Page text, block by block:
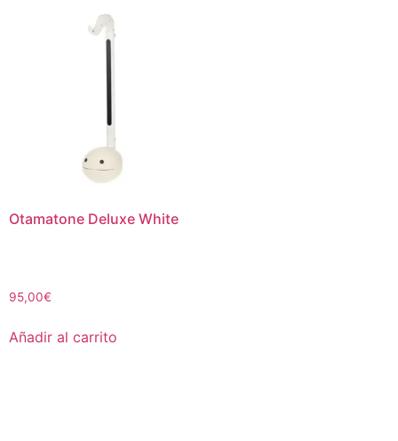
Otamatone Deluxe White
95,00€
Añadir al carrito